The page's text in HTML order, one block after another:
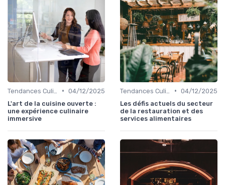
• 04/12/2025
L'art de la cuisine ouverte :
une expérience culinaire
immersive
• 04/12/2025
Les défis actuels du secteur
de la restauration et des
services alimentaires